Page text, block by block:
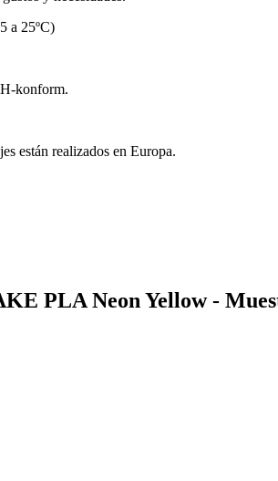
a 25ºC)
konform.
están realizados en Europa.
PLA Neon Yellow -